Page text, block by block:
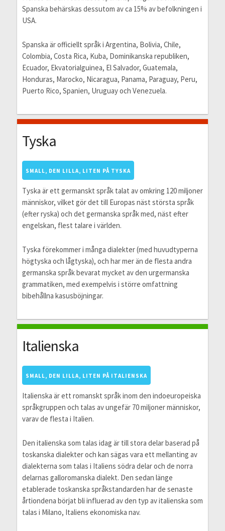
Spanska behärskas dessutom av ca 15% av befolkningen i
USA.
Spanska är officiellt språk i Argentina, Bolivia, Chile,
Colombia, Costa Rica, Kuba, Dominikanska republiken,
Ecuador, Ekvatorialguinea, El Salvador, Guatemala,
Honduras, Marocko, Nicaragua, Panama, Paraguay, Peru,
Puerto Rico, Spanien, Uruguay och Venezuela.
Tyska
SMALL, DEN LILLA, LITEN PÅ TYSKA
Tyska är ett germanskt språk talat av omkring 120 miljoner
människor, vilket gör det till Europas näst största språk
(efter ryska) och det germanska språk med, näst efter
engelskan, flest talare i världen.
Tyska förekommer i många dialekter (med huvudtyperna
högtyska och lågtyska), och har mer än de flesta andra
germanska språk bevarat mycket av den urgermanska
grammatiken, med exempelvis i större omfattning
bibehållna kasusböjningar.
Italienska
SMALL, DEN LILLA, LITEN PÅ ITALIENSKA
Italienska är ett romanskt språk inom den indoeuropeiska
språkgruppen och talas av ungefär 70 miljoner människor,
varav de flesta i Italien.
Den italienska som talas idag är till stora delar baserad på
toskanska dialekter och kan sägas vara ett mellanting av
dialekterna som talas i Italiens södra delar och de norra
delarnas galloromanska dialekt. Den sedan länge
etablerade toskanska språkstandarden har de senaste
årtiondena börjat bli influerad av den typ av italienska som
talas i Milano, Italiens ekonomiska nav.